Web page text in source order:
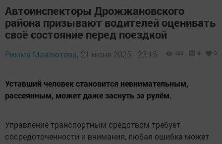
Автоинспекторы Дрожжановского
района призывают водителей оценивать
своё состояние перед поездкой
Римма Мавлютова, 21 июня 2025 - 23:15 428 0 0
Уставший человек становится невнимательным,
рассеянным, может даже заснуть за рулём.
Управление транспортным средством требует
сосредоточенности и внимания, любая ошибка может